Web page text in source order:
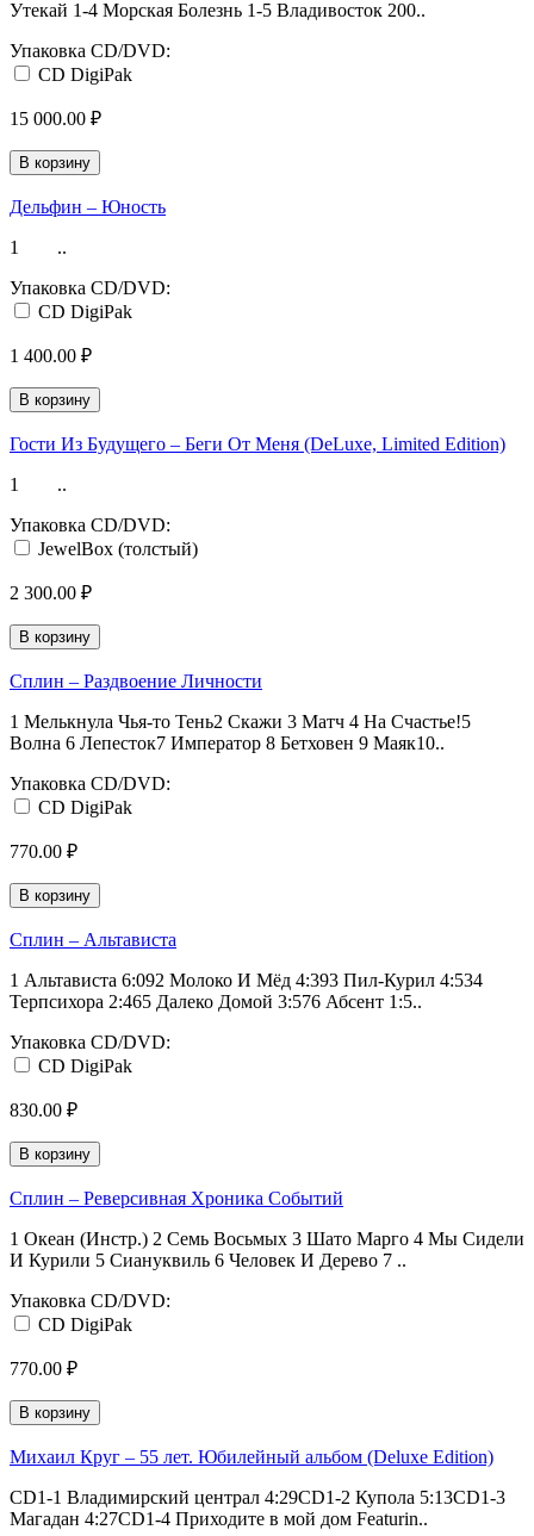
Утекай 1-4 Морская Болезнь 1-5 Владивосток 200..
Упаковка CD/DVD:
CD DigiPak
15 000.00 ₽
В корзину
Дельфин ‎– Юность
1 ..
Упаковка CD/DVD:
CD DigiPak
1 400.00 ₽
В корзину
Гости Из Будущего ‎– Беги От Меня (DeLuxe, Limited Edition)
1 ..
Упаковка CD/DVD:
JewelBox (толстый)
2 300.00 ₽
В корзину
Сплин ‎– Раздвоение Личности
1 Мелькнула Чья-то Тень2 Скажи 3 Матч 4 На Счастье!5
Волна 6 Лепесток7 Император 8 Бетховен 9 Маяк10..
Упаковка CD/DVD:
CD DigiPak
770.00 ₽
В корзину
Сплин ‎– Альтависта
1 Альтависта 6:092 Молоко И Мёд 4:393 Пил-Курил 4:534
Терпсихора 2:465 Далеко Домой 3:576 Абсент 1:5..
Упаковка CD/DVD:
CD DigiPak
830.00 ₽
В корзину
Сплин ‎– Реверсивная Хроника Событий
1 Океан (Инстр.) 2 Семь Восьмых 3 Шато Марго 4 Мы Сидели
И Курили 5 Сиануквиль 6 Человек И Дерево 7 ..
Упаковка CD/DVD:
CD DigiPak
770.00 ₽
В корзину
Михаил Круг ‎– 55 лет. Юбилейный альбом (Deluxe Edition)
CD1-1 Владимирский централ 4:29CD1-2 Купола 5:13CD1-3
Магадан 4:27CD1-4 Приходите в мой дом Featurin..